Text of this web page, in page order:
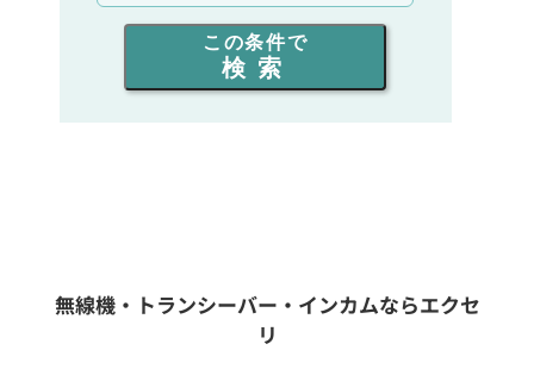
出力を選ぶ
同時通話人数を選ぶ
フリーワード入力(製品名等)
この条件で
検索
無線機・トランシーバー・インカムならエクセ
リ